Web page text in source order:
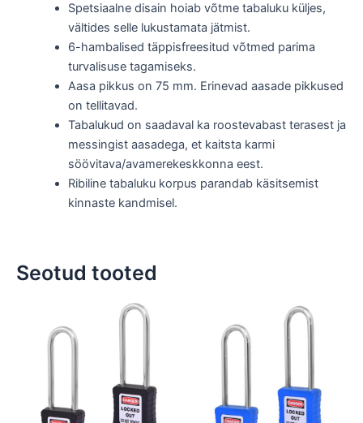
Spetsiaalne disain hoiab võtme tabaluku küljes,
vältides selle lukustamata jätmist.
6-hambalised täppisfreesitud võtmed parima
turvalisuse tagamiseks.
Aasa pikkus on 75 mm. Erinevad aasade pikkused
on tellitavad.
Tabalukud on saadaval ka roostevabast terasest ja
messingist aasadega, et kaitsta karmi
söövitava/avamerekeskkonna eest.
Ribiline tabaluku korpus parandab käsitsemist
kinnaste kandmisel.
Seotud tooted